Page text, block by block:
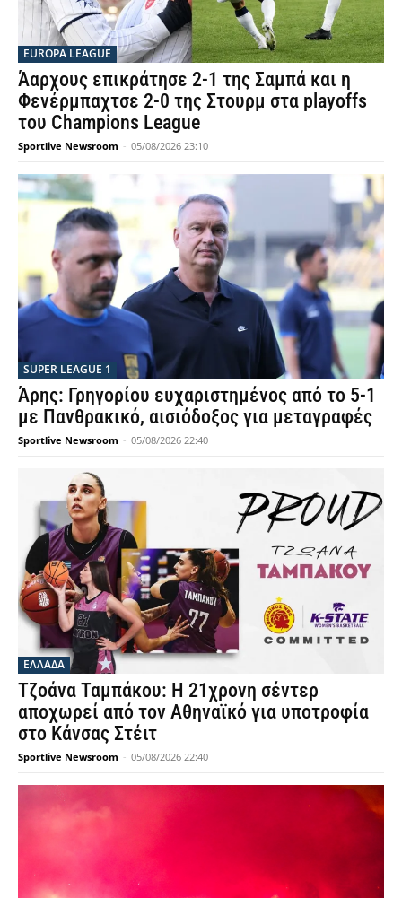
EUROPA LEAGUE
Άαρχους επικράτησε 2-1 της Σαμπά και η
Φενέρμπαχτσε 2-0 της Στουρμ στα playoffs
του Champions League
Sportlive Newsroom - 05/08/2026 23:10
SUPER LEAGUE 1
Άρης: Γρηγορίου ευχαριστημένος από το 5-1
με Πανθρακικό, αισιόδοξος για μεταγραφές
Sportlive Newsroom - 05/08/2026 22:40
ΕΛΛΑΔΑ
Τζοάνα Ταμπάκου: Η 21χρονη σέντερ
αποχωρεί από τον Αθηναϊκό για υποτροφία
στο Κάνσας Στέιτ
Sportlive Newsroom - 05/08/2026 22:40